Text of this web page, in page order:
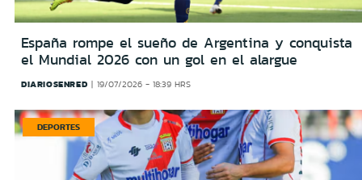
España rompe el sueño de Argentina y conquista
el Mundial 2026 con un gol en el alargue
DIARIOSENRED 19/07/2026 - 18:39 HRS
DEPORTES